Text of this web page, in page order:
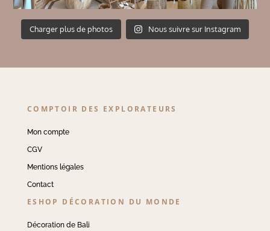
Charger plus de photos Nous suivre sur Instagram
COMPTOIR DES EXPLORATEURS
Mon compte
CGV
Mentions légales
Contact
ESHOP DÉCORATION DU MONDE
Décoration de Bali